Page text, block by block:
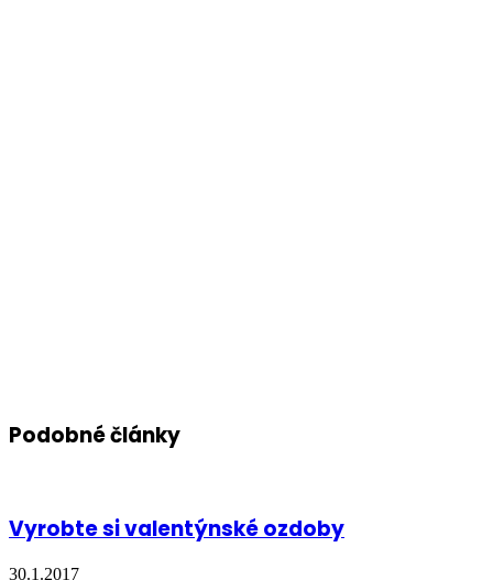
Podobné články
Vyrobte si valentýnské ozdoby
30.1.2017